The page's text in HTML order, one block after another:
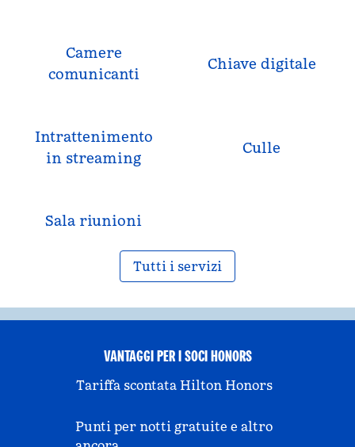
Camere
comunicanti
Chiave digitale
Intrattenimento
in streaming
Culle
Sala riunioni
Tutti i servizi
VANTAGGI PER I SOCI HONORS
Tariffa scontata Hilton Honors
Punti per notti gratuite e altro